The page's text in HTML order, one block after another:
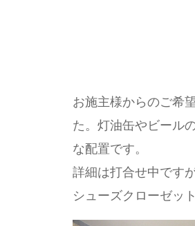
お施主様からのご希
た。灯油缶やビール
な配置です。
詳細は打合せ中です
シューズクローゼッ